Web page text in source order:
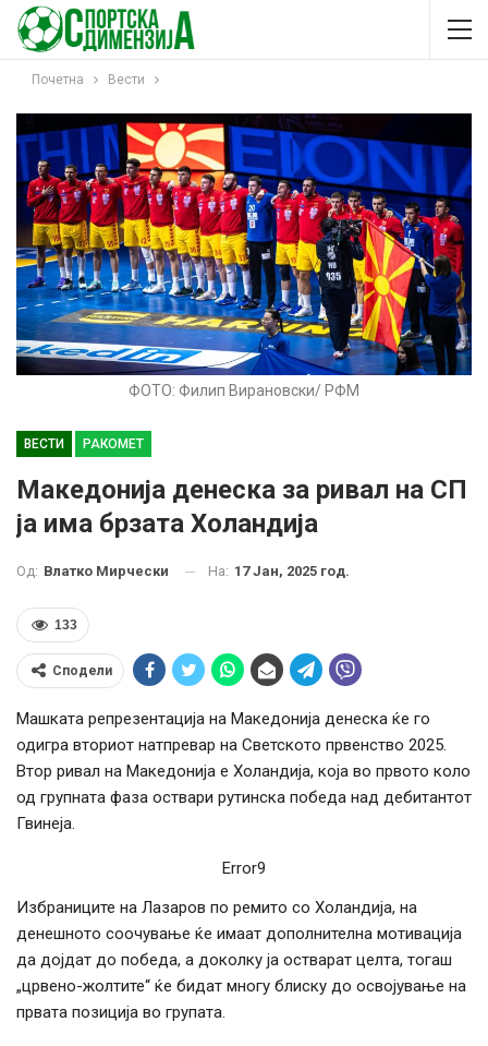
Почетна Вести
ФОТО: Филип Вирановски/ РФМ
ВЕСТИ РАКОМЕТ
Македонија денеска за ривал на СП
ја има брзата Холандија
Од: Влатко Мирчески На: 17 Јан, 2025 год.
133
Сподели
Машката репрезентација на Македонија денеска ќе го
одигра вториот натпревар на Светското првенство 2025.
Втор ривал на Македонија е Холандија, која во првото коло
од групната фаза оствари рутинска победа над дебитантот
Гвинеја.
Error9
Избраниците на Лазаров по ремито со Холандија, на
денешното соочување ќе имаат дополнителна мотивација
да дојдат до победа, а доколку ја остварат целта, тогаш
„црвено-жолтите“ ќе бидат многу блиску до освојување на
првата позиција во групата.